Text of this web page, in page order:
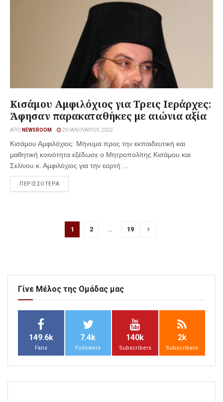
Κισάμου Αμφιλόχιος για Τρεις Ιεράρχες:
Άφησαν παρακαταθήκες με αιώνια αξία
ΑΠΌ NEWSROOM 29 ΙΑΝΟΥΑΡΊΟΥ, 2022
Κισάμου Αμφιλόχιος: Μήνυμα προς την εκπαιδευτική και
μαθητική κοινότητα εξέδωσε ο Μητροπολίτης Κισάμου και
Σελίνου κ. Αμφιλόχιος για την εορτή ...
ΠΕΡΙΣΣΟΤΕΡΑ
1 2 … 19
Γίνε Μέλος της Ομάδας μας
149.6k
Fans
7.4k
Followers
140k
Subscribers
2k
Subscribers